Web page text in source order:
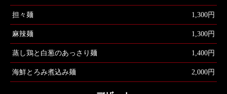
担々麺 1,300円
麻辣麺 1,300円
蒸し鶏と白葱のあっさり麺 1,400円
海鮮とろみ煮込み麺 2,000円